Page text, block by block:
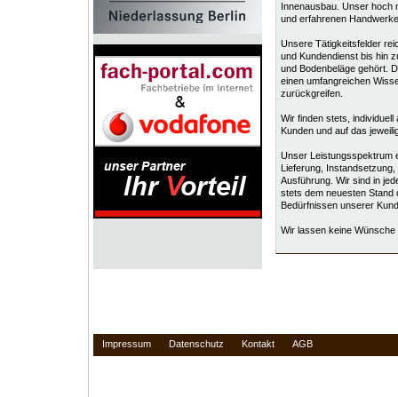
Innenausbau. Unser hoch
und erfahrenen
Unsere Tätigkeitsfelder
und Kundendienst bis hin
und Bodenbeläge gehört.
einen umfangreichen
zurückgreifen.
Wir finden stets,
Kunden und auf das
Unser Leistungsspektrum
Lieferung,
Ausführung. Wir sind in
stets dem neuesten Stand
Bedürfnissen unserer
Wir lassen keine Wünsche
Impressum Datenschutz Kontakt AGB